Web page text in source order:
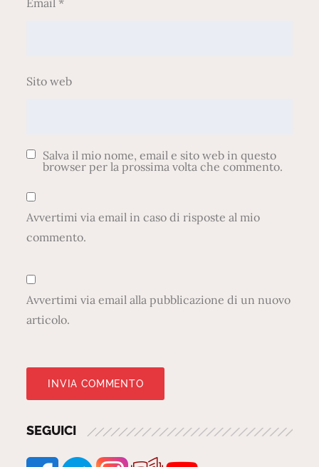
e
l
z
i
o
i
s
t
r
a
Email*
Sito web
Salva il mio nome, email e sito web in questo
browser per la prossima volta che commento.
Avvertimi via email in caso di risposte al mio
commento.
Avvertimi via email alla pubblicazione di un nuovo
articolo.
SEGUICI